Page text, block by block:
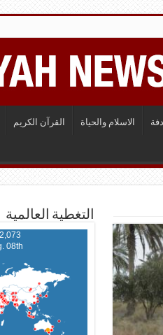
الاسلام والحياة القرآن الكريم
التغطية العالمية
Pageviews
08th